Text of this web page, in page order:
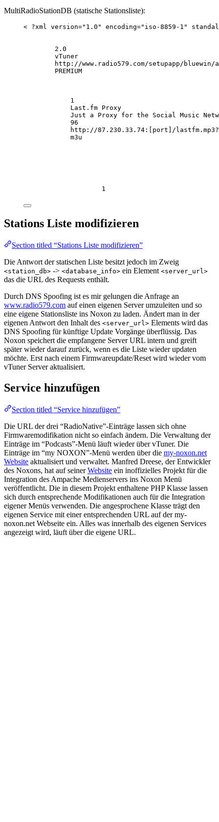
MultiRadioStationDB (statische Stationsliste):
< ?xml version="1.0" encoding="iso-8859-1"
2.0
vTuner
http://www.radio579.com/setupapp/bluewin/
PREMIUM
1
Last.fm Proxy
Just a Proxy for the Social Music
96
http://87.230.33.74:[port]/
m3u
1
Stations Liste modifizieren
Section titled “Stations Liste modifizieren”
Die Antwort der statischen Liste besitzt jedoch im Zweig
<station_db> -> <database_info> ein Element <server_url>
das die URL des Requests enthält.
Durch DNS Spoofing ist es mir gelungen die Anfrage an
www.radio579.com auf einen eigenen Server umzuleiten und so
eine eigene Stationsliste ins Noxon zu laden. Ändert man in der
eigenen Antwort den Inhalt des <server_url> Elements wird das
DNS Spoofing für künftige Update Vorgänge überflüssig. Das
Noxon speichert die empfangene Server URL intern und greift
später wieder darauf zurück, wenn es die Liste wieder updaten
möchte. Erst nach einem Firmwareupdate/Reset wird wieder vom
vTuner Server aktualisiert.
Service hinzufügen
Section titled “Service hinzufügen”
Die URL der drei “RadioNative”-Einträge lassen sich ohne
Firmwaremodifikation nicht so einfach ändern. Die Verwaltung der
Einträge im “Podcasts”-Menü läuft wieder über vTuner. Die
Einträge im “my NOXON”-Menü werden über die my-noxon.net
Website aktualisiert und verwaltet. Manfred Dreese, der Entwickler
des Noxons, hat auf seinerWebsite ein inoffizielles Projekt für die
Integration des Ampache Medienservers ins Noxon Menü
veröffentlicht. Die in diesem Projekt enthaltene PHP Klasse lassen
sich durch entsprechende Modifikationen auch für die Integration
eigener Menüs verwenden. Die angesprochene Klasse trägt den
eigenen Service mit einer entsprechenden URL auf der my-
noxon.net Webseite ein. Alles was innerhalb des eigenen Services
angezeigt wird, läuft über die eigene URL.